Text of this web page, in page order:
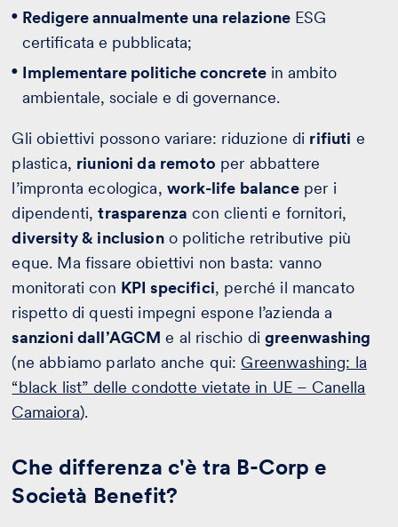
Redigere annualmente una relazione ESG
certificata e pubblicata;
Implementare politiche concrete in ambito
ambientale, sociale e di governance.
Gli obiettivi possono variare: riduzione di rifiuti e
plastica, riunioni da remoto per abbattere
l’impronta ecologica, work-life balanceper i
dipendenti,trasparenza con clienti e fornitori,
diversity & inclusiono politiche retributive più
eque. Ma fissare obiettivi non basta: vanno
monitorati con KPI specifici, perché il mancato
rispetto di questi impegni espone l’azienda a
sanzioni dall’AGCM e al rischio digreenwashing
(ne abbiamo parlato anche qui: Greenwashing: la
“black list” delle condotte vietate in UE – Canella
Camaiora).
Che differenza c'è tra B-Corp e
Società Benefit?